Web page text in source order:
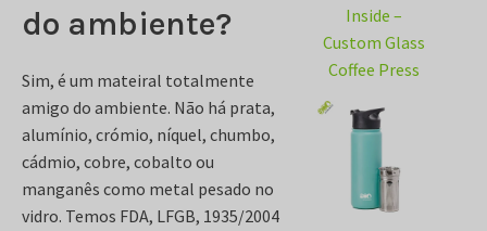
do ambiente?
Sim, é um mateiral totalmente
amigo do ambiente. Não há prata,
alumínio, crómio, níquel, chumbo,
cádmio, cobre, cobalto ou
manganês como metal pesado no
vidro. Temos FDA, LFGB, 1935/2004
Inside –
Custom Glass
Coffee Press